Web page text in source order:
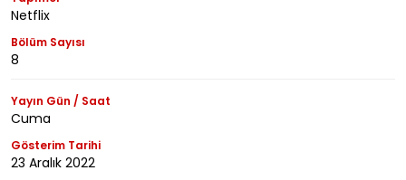
Netflix
Bölüm Sayısı
8
Yayın Gün / Saat
Cuma
Gösterim Tarihi
23 Aralık 2022